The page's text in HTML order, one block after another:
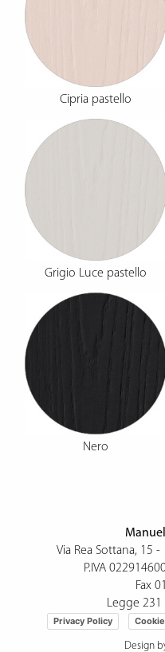
Cipria pastello
Grigio Luce pastello
Nero
Via Rea Sottana, 15
P.IVA
Fax
Legge 231
Privacy Policy
Design